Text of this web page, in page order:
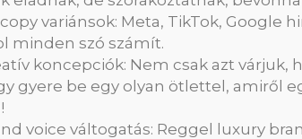
variánsok: Meta, TikTok, Google
minden szó számít.
koncepciók: Nem csak azt várjuk,
gyere be egy olyan ötlettel, amiről
voice váltogatás: Reggel luxury